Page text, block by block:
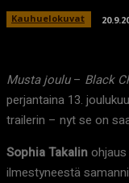
Kauhuelokuvat
Musta joulu– Black
perjantaina 13.
trailerin – nyt se on
Sophia Takalin
ilmestyneestä